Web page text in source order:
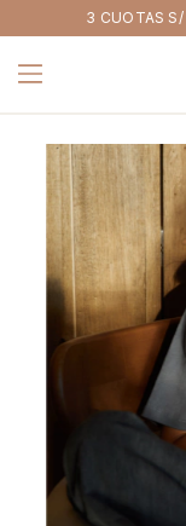
3 CUOTAS S/